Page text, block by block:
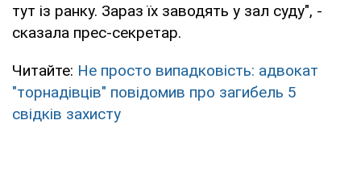
тут із ранку. Зараз їх заводять у зал суду", -
сказала прес-секретар.
Читайте: Не просто випадковість: адвокат
"торнадівців" повідомив про загибель 5
свідків захисту